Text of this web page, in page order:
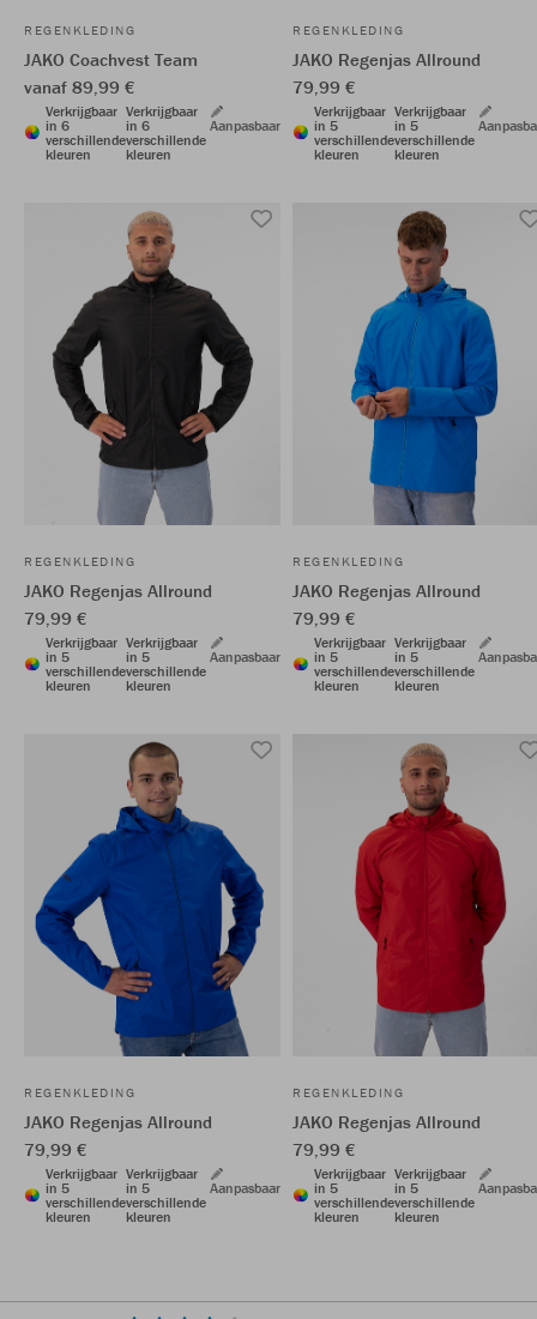
REGENKLEDING
JAKO Coachvest Team
vanaf 89,99 €
Verkrijgbaar
in 6
verschillende
kleuren
Verkrijgbaar
in 6
verschillende
kleuren
Aanpasbaar
REGENKLEDING
JAKO Regenjas Allround
79,99 €
Verkrijgbaar
in 5
verschillende
kleuren
Verkrijgbaar
in 5
verschillende
kleuren
REGENKLEDING
JAKO Regenjas Allround
79,99 €
Verkrijgbaar
in 5
verschillende
kleuren
Verkrijgbaar
in 5
verschillende
kleuren
Aanpasbaar
REGENKLEDING
JAKO Regenjas Allround
79,99 €
Verkrijgbaar
in 5
verschillende
kleuren
Verkrijgbaar
in 5
verschillende
kleuren
REGENKLEDING
JAKO Regenjas Allround
79,99 €
Verkrijgbaar
in 5
verschillende
kleuren
Verkrijgbaar
in 5
verschillende
kleuren
Aanpasbaar
REGENKLEDING
JAKO Regenjas Allround
79,99 €
Verkrijgbaar
in 5
verschillende
kleuren
Verkrijgbaar
in 5
verschillende
kleuren